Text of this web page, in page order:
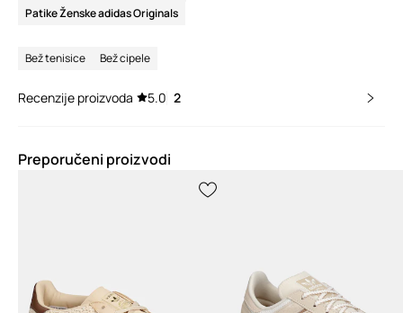
Patike Ženske adidas Originals
Bež tenisice Bež cipele
Recenzije proizvoda 5.0 2
Preporučeni proizvodi